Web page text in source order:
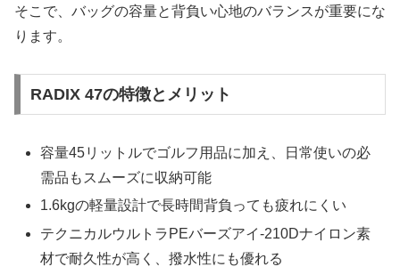
そこで、バッグの容量と背負い心地のバランスが重要にな
ります。
RADIX 47の特徴とメリット
容量45リットルでゴルフ用品に加え、日常使いの必
需品もスムーズに収納可能
1.6kgの軽量設計で長時間背負っても疲れにくい
テクニカルウルトラPEバーズアイ‐210Dナイロン素
材で耐久性が高く、撥水性にも優れる